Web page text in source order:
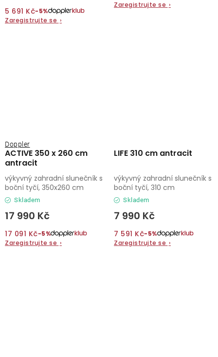
5 691 Kč−5%
Zaregistrujte se ›
Zaregistrujte se ›
ACTIVE 350 x 260 cm
antracit
Doppler
Skladem
17 990 Kč
17 091 Kč−5%
Zaregistrujte se ›
výkyvný zahradní slunečník s
boční tyčí, 350x260 cm
LIFE 310 cm antracit
Skladem
7 990 Kč
7 591 Kč−5%
Zaregistrujte se ›
výkyvný zahradní slunečník s
boční tyčí, 310 cm